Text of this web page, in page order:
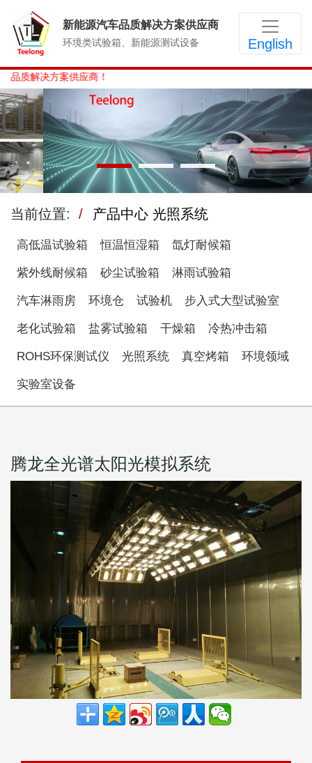
新能源汽车品质解决方案供应商
环境类试验箱、新能源测试设备 English
方案供应商！
当前位置: 产品中心 光照系统
高低温试验箱 恒温恒湿箱 氙灯耐候箱
紫外线耐候箱 砂尘试验箱 淋雨试验箱
汽车淋雨房 环境仓 试验机 步入式大型试验室
老化试验箱 盐雾试验箱 干燥箱 冷热冲击箱
ROHS环保测试仪 光照系统 真空烤箱 环境领域
实验室设备
腾龙全光谱太阳光模拟系统